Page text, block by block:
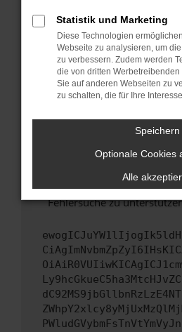
Betriebssystem auf dem
sind.
Veraltete Software birgt
Sicherheitsrisiko, sondern
führen, dass bestimmte
unterstützt werden.
Wende dich an den
Wenn du alle oben
hast, kontaktiere uns bitte.
versuchen, das Problem zu
uns diesen Text schicken,
Fehlersuche zu
Statistik und Marketing
Diese Technologien
Webseite zu analysieren, um
zu verbessern. Zudem werden
die von dritten
Sie auf anderen Webseiten zu
zu schalten, die für Ihre
Speichern
Optionale Cookies
Alle